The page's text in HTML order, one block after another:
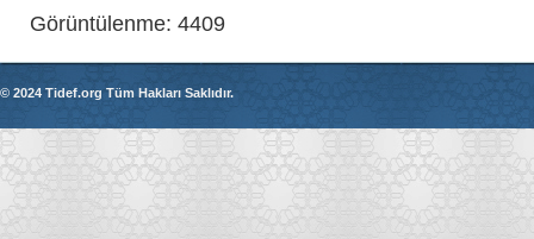
Görüntülenme: 4409
© 2024 Tidef.org Tüm Hakları Saklıdır.